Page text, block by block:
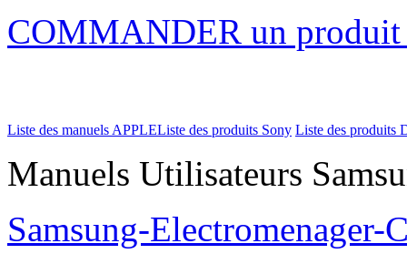
COMMANDER un
Liste des manuels APPLEListe des produits Sony Liste des produits
Manuels Utilisateurs
Samsung-